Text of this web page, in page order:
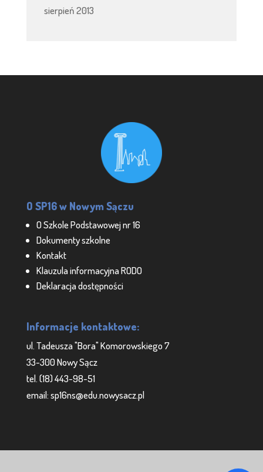
sierpień 2013
O SP16 w Nowym Sączu
O Szkole Podstawowej nr 16
Dokumenty szkolne
Kontakt
Klauzula informacyjna RODO
Deklaracja dostępności
Informacje kontaktowe:
ul. Tadeusza "Bora" Komorowskiego 7
33-300 Nowy Sącz
tel. (18) 443-98-51
email: sp16ns@edu.nowysacz.pl